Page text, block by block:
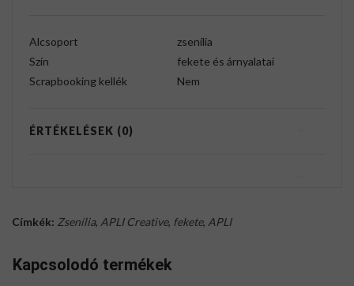
Alcsoport
zsenília
Szín
fekete és árnyalatai
Scrapbooking kellék
Nem
ÉRTÉKELÉSEK (0)
Címkék: Zsenília, APLI Creative, fekete, APLI
Kapcsolodó termékek